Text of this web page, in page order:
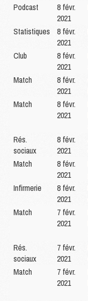
Podcast
8 févr.
2021
Statistiques
8 févr.
2021
Club
8 févr.
2021
Match
8 févr.
2021
Match
8 févr.
2021
Rés.
sociaux
8 févr.
2021
Match
8 févr.
2021
Infirmerie
8 févr.
2021
Match
7 févr.
2021
Rés.
sociaux
7 févr.
2021
Match
7 févr.
2021